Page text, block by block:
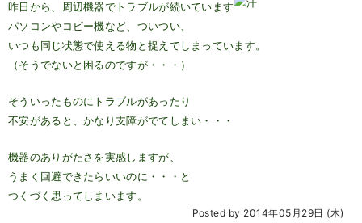
昨日から、周辺機器でトラブルが続いています
パソコンやコピー機など、ついつい、
いつも同じ状態で使える物と捉えてしまっています。
（そうでないと困るのですが・・・）
そういったものにトラブルがあったり
不安があると、かなり支障がでてしまい・・・
機器のありがたさを実感しますが、
うまく回避できたらいいのに・・・と
つくづく思ってしまいます。
Posted by 2014年05月29日 (木)